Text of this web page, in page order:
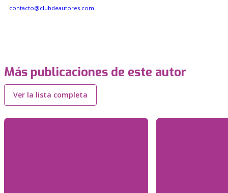
contacto@clubdeautores.com
Más publicaciones de este autor
Ver la lista completa